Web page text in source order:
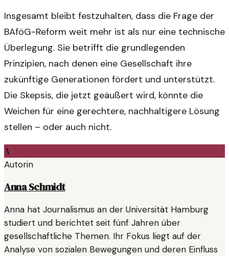
Insgesamt bleibt festzuhalten, dass die Frage der
BAföG-Reform weit mehr ist als nur eine technische
Überlegung. Sie betrifft die grundlegenden
Prinzipien, nach denen eine Gesellschaft ihre
zukünftige Generationen fördert und unterstützt.
Die Skepsis, die jetzt geäußert wird, könnte die
Weichen für eine gerechtere, nachhaltigere Lösung
stellen – oder auch nicht.
A
Autorin
Anna Schmidt
Anna hat Journalismus an der Universität Hamburg
studiert und berichtet seit fünf Jahren über
gesellschaftliche Themen. Ihr Fokus liegt auf der
Analyse von sozialen Bewegungen und deren Einfluss